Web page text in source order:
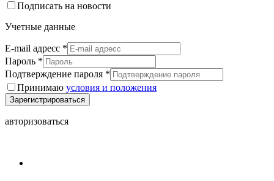
Подписать на новости
Учетные данные
E-mail адресс *
Пароль *
Подтверждение пароля *
Принимаю условия и положения
Зарегистрироваться
авторизоваться